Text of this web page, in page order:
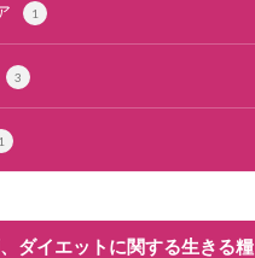
1
3
1
ダイエットに関する生きる糧